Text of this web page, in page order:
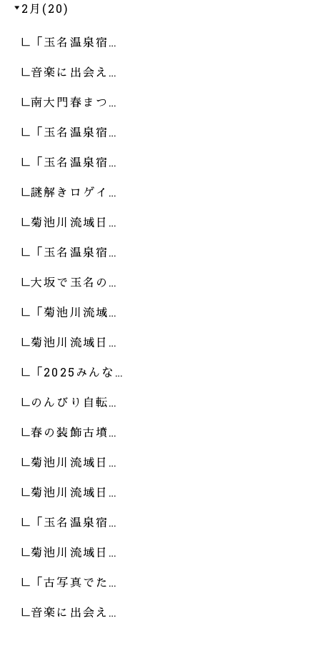
2月(20)
「玉名温泉宿…
音楽に出会え…
南大門春まつ…
「玉名温泉宿…
「玉名温泉宿…
謎解きロゲイ…
菊池川流域日…
「玉名温泉宿…
大坂で玉名の…
「菊池川流域…
菊池川流域日…
「2025みんな…
のんびり自転…
春の装飾古墳…
菊池川流域日…
菊池川流域日…
「玉名温泉宿…
菊池川流域日…
「古写真でた…
音楽に出会え…